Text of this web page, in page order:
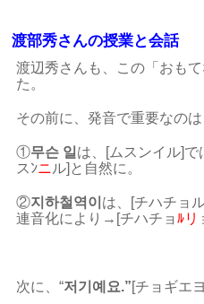
渡部秀さんの授業と会話
渡辺秀さんも、この「おも
た。
その前に、発音で重要なのは
①무슨 일 は、[ムスンイル]
スﾝニル]と自然に。
②지하철역이 は、[チハチョ
連音化により→[チハチョﾙリ
次に、“저기예요.”[チョギエ